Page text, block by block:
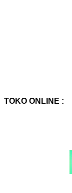
TOKO ONLINE :